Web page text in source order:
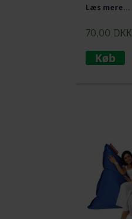
Læs mere...
70,00 DKK